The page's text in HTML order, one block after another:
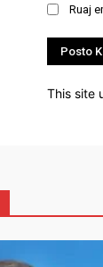
Ruaj
This site